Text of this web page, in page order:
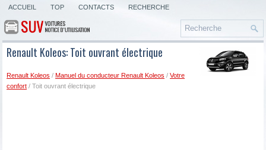
ACCUEIL TOP CONTACTS RECHERCHE
Renault Koleos: Toit ouvrant électrique
Renault Koleos /Manuel du conducteur Renault Koleos /Votre
confort / Toit ouvrant électrique